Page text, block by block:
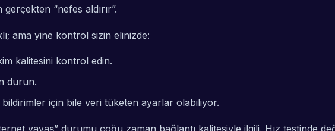
“nefes aldırır”.
ama yine kontrol sizin elinizde:
kalitesini kontrol edin.
durun.
için bile veri tüketen ayarlar olabiliyor.